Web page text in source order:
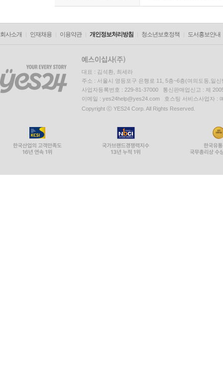
회사소개 인재채용 이용약관 개인정보처리방침 청소년보호정책 도서홍보안내
대표 : 김석환, 최세라
주소 : 서울시 영등포구 은행로 11, 5층~6층(여의도동,일신
사업자등록번호 : 229-81-37000 통신판매업신고 : 제
이메일 : yes24help@yes24.com 호스팅 서비스사업자 :
Copyright ⓒ YES24 Corp. All Rights Reserved.